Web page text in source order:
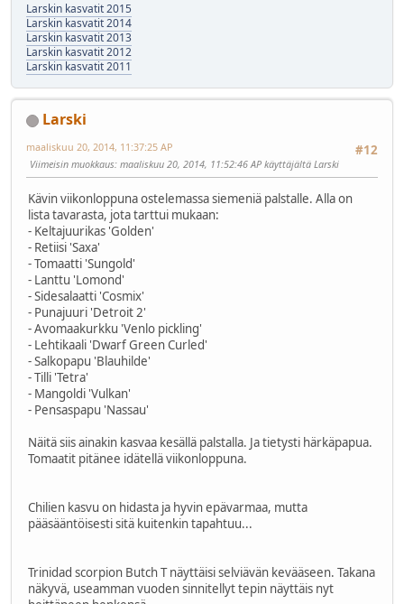
Larskin kasvatit 2015
Larskin kasvatit 2014
Larskin kasvatit 2013
Larskin kasvatit 2012
Larskin kasvatit 2011
Larski
#12
maaliskuu 20, 2014, 11:37:25 AP
Viimeisin muokkaus: maaliskuu 20, 2014, 11:52:46 AP käyttäjältä Larski
Kävin viikonloppuna ostelemassa siemeniä palstalle. Alla on
lista tavarasta, jota tarttui mukaan:
- Keltajuurikas 'Golden'
- Retiisi 'Saxa'
- Tomaatti 'Sungold'
- Lanttu 'Lomond'
- Sidesalaatti 'Cosmix'
- Punajuuri 'Detroit 2'
- Avomaakurkku 'Venlo pickling'
- Lehtikaali 'Dwarf Green Curled'
- Salkopapu 'Blauhilde'
- Tilli 'Tetra'
- Mangoldi 'Vulkan'
- Pensaspapu 'Nassau'
Näitä siis ainakin kasvaa kesällä palstalla. Ja tietysti härkäpapua.
Tomaatit pitänee idätellä viikonloppuna.
Chilien kasvu on hidasta ja hyvin epävarmaa, mutta
pääsääntöisesti sitä kuitenkin tapahtuu...
Trinidad scorpion Butch T näyttäisi selviävän kevääseen. Takana
näkyvä, useamman vuoden sinnitellyt tepin näyttäis nyt